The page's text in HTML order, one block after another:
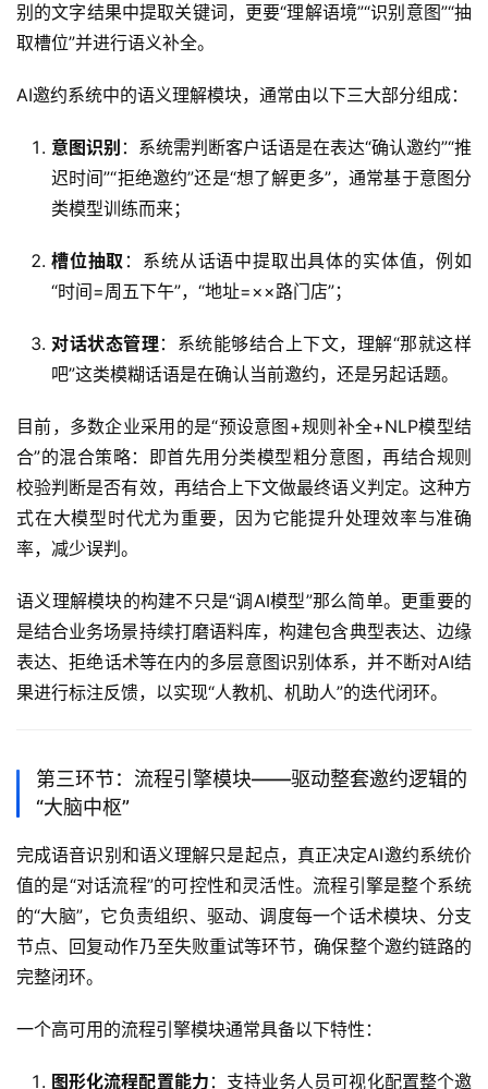
别的文字结果中提取关键词，更要“理解语境”“识别意图”“抽
取槽位”并进行语义补全。
AI邀约系统中的语义理解模块，通常由以下三大部分组成：
意图识别 ：系统需判断客户话语是在表达“确认邀约”“推
迟时间”“拒绝邀约”还是“想了解更多”，通常基于意图分
类模型训练而来；
槽位抽取 ：系统从话语中提取出具体的实体值，例如
“时间=周五下午”，“地址=××路门店”；
对话状态管理 ：系统能够结合上下文，理解“那就这样
吧”这类模糊话语是在确认当前邀约，还是另起话题。
目前，多数企业采用的是“预设意图+规则补全+NLP模型结
合”的混合策略：即首先用分类模型粗分意图，再结合规则
校验判断是否有效，再结合上下文做最终语义判定。这种方
式在大模型时代尤为重要，因为它能提升处理效率与准确
率，减少误判。
语义理解模块的构建不只是“调AI模型”那么简单。更重要的
是结合业务场景持续打磨语料库，构建包含典型表达、边缘
表达、拒绝话术等在内的多层意图识别体系，并不断对AI结
果进行标注反馈，以实现“人教机、机助人”的迭代闭环。
第三环节：流程引擎模块——驱动整套邀约逻辑的
“大脑中枢”
完成语音识别和语义理解只是起点，真正决定AI邀约系统价
值的是“对话流程”的可控性和灵活性。流程引擎是整个系统
的“大脑”，它负责组织、驱动、调度每一个话术模块、分支
节点、回复动作乃至失败重试等环节，确保整个邀约链路的
完整闭环。
一个高可用的流程引擎模块通常具备以下特性：
图形化流程配置能力 ：支持业务人员可视化配置整个邀